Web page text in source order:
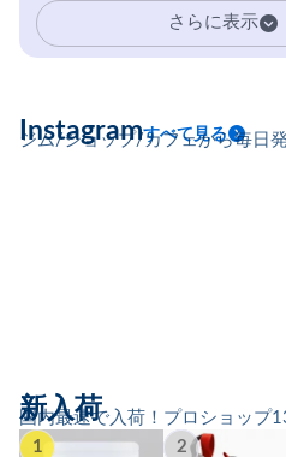
イマーの指を本気
さらに表示
ジム/ショップ/カフェから毎日発
Instagramすべて見る
国内最速で入荷！プロショップ
新入荷
1 2